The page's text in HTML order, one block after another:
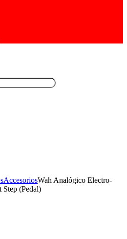
AccesoriosWah Analógico Electro-
(Pedal)